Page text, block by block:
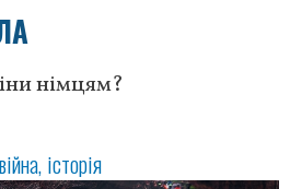
німцям?
війна історія